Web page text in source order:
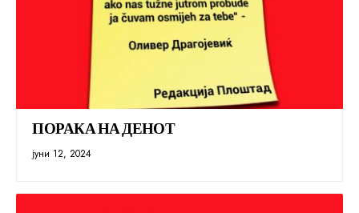
ПОРАКА НА ДЕНОТ
јуни 12, 2024